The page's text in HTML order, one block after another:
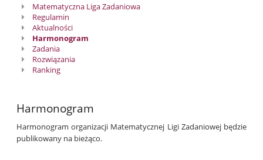
Liga
Zadaniowa
LO
Matematyczna Liga Zadaniowa
Regulamin
Aktualności
Harmonogram
Zadania
Rozwiązania
Ranking
Harmonogram
Harmonogram organizacji Matematycznej Ligi Zadaniowej będzie
publikowany na bieżąco.